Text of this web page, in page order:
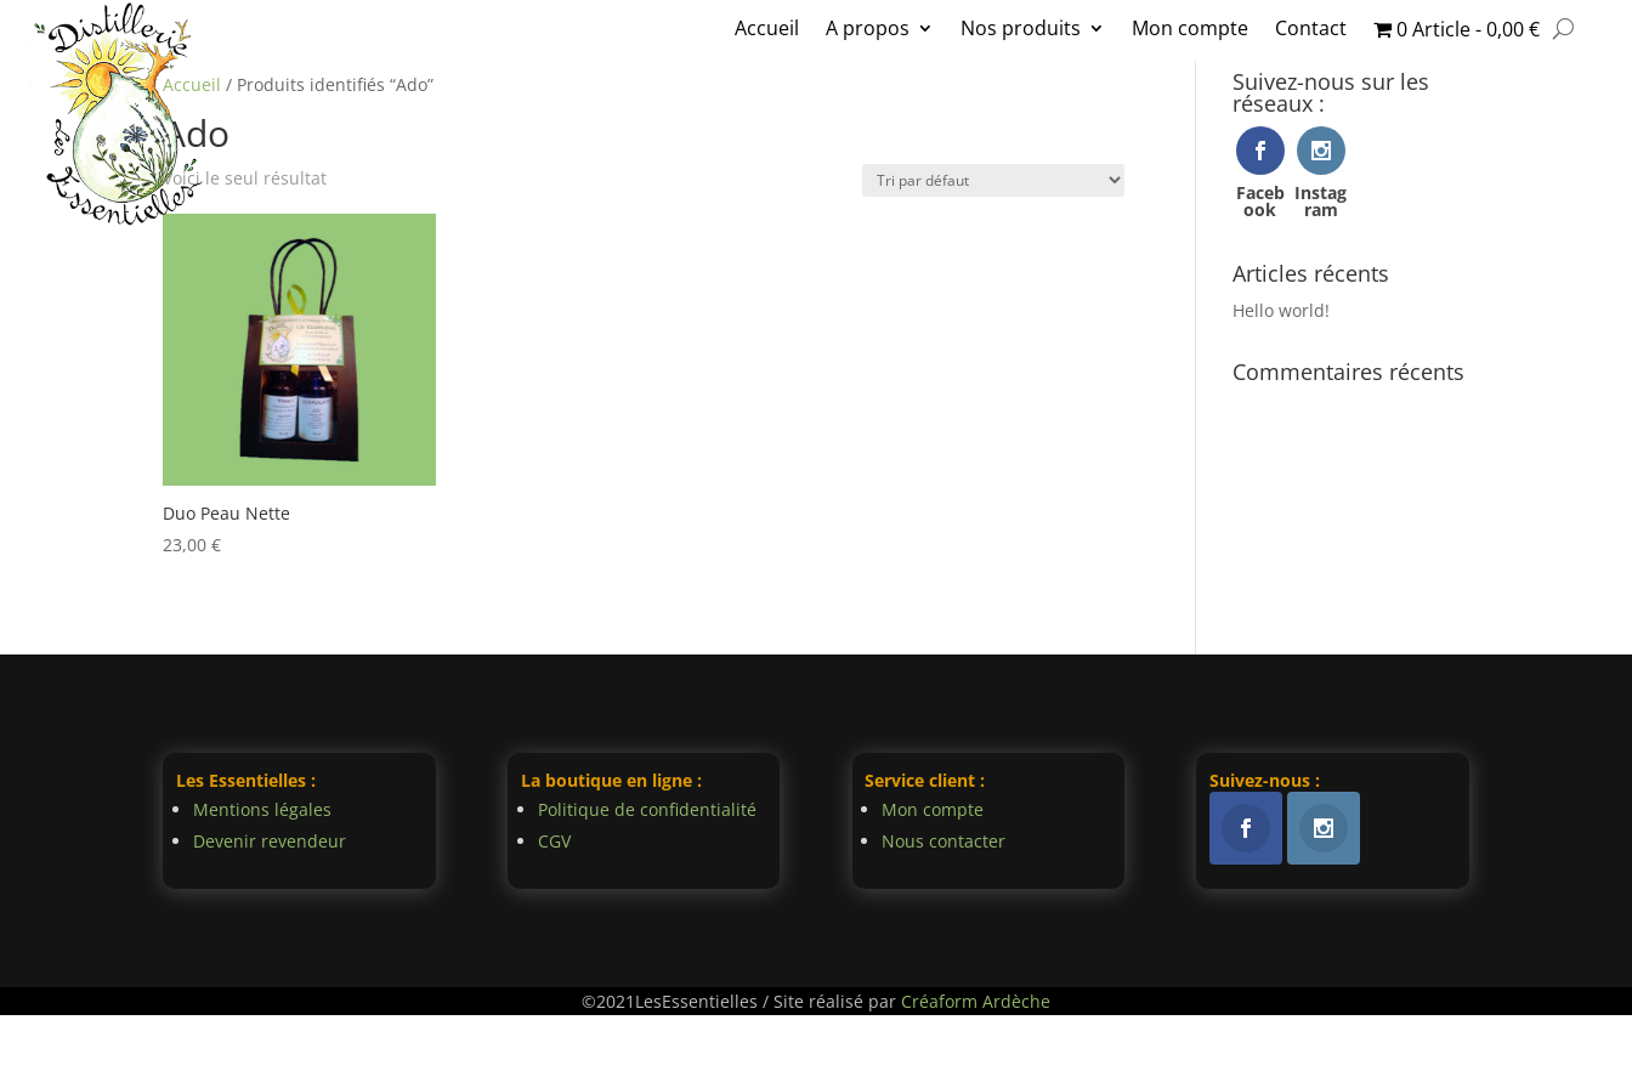
Accueil A propos Nos produits Mon compte Contact 0 Article 0,00 €
Accueil / Produits identifiés “Ado”
Ado
Voici le seul résultat
Duo Peau Nette
23,00€
Suivez-nous sur les
réseaux :
Faceb
ook
Instag
ram
Articles récents
Hello world!
Commentaires récents
Les Essentielles :
Mentions légales
Devenir revendeur
La boutique en ligne :
Politique de confidentialité
CGV
Service client :
Mon compte
Nous contacter
Suivez-nous :
©2021LesEssentielles / Site réalisé par Créaform Ardèche